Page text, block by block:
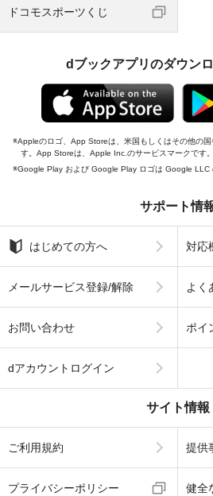
ドコモスポーツくじ
dブックアプリのダウン
Appleのロゴ、App Storeは、米国もしくはその他の
す。App Storeは、Apple Inc.のサービスマークです。
Google Play および Google Play ロゴは Google LLC
サポート情
はじめての方へ 対応
メールサービス登録/解除 よく
お問い合わせ ポイ
dアカウントログイン
サイト情報
ご利用規約 提供
プライバシーポリシー 健全